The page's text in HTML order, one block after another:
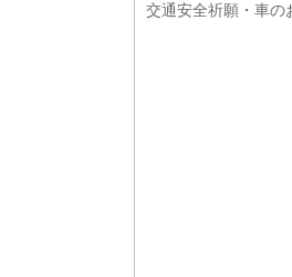
交通安全祈願・車の